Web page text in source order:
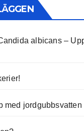
albicans –
med jordgubbsvatten